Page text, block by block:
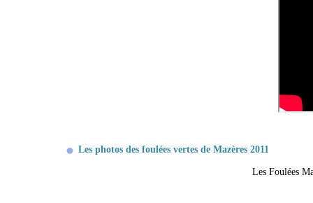
Les photos des foulées vertes de Mazères 2011
Les Foulées